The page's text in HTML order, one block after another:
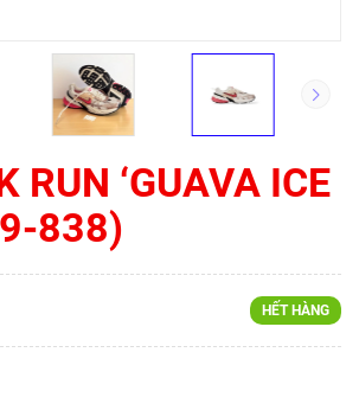
RUN ‘GUAVA ICE
838)
HẾT HÀNG